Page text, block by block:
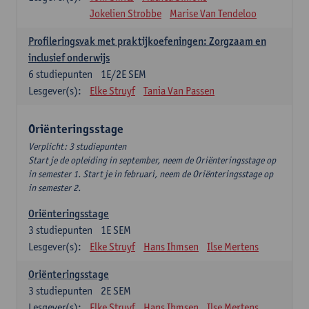
Jokelien Strobbe
Marise Van Tendeloo
Profileringsvak met praktijkoefeningen: Zorgzaam en
inclusief onderwijs
1E/2E SEM
6 studiepunten
Lesgever(s):
Elke Struyf Tania Van Passen
Oriënteringsstage
Verplicht: 3 studiepunten
Start je de opleiding in september, neem de Oriënteringsstage op
in semester 1. Start je in februari, neem de Oriënteringsstage op
in semester 2.
Oriënteringsstage
1E SEM
3 studiepunten
Lesgever(s):
Elke Struyf Hans Ihmsen Ilse Mertens
Oriënteringsstage
2E SEM
3 studiepunten